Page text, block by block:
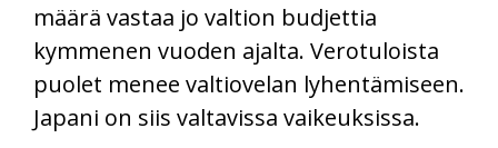
määrä vastaa jo valtion budjettia
kymmenen vuoden ajalta. Verotuloista
puolet menee valtiovelan lyhentämiseen.
Japani on siis valtavissa vaikeuksissa.